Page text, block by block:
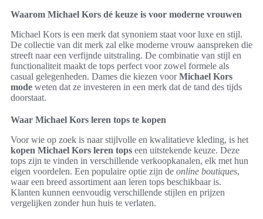
Waarom Michael Kors dé keuze is voor moderne vrouwen
Michael Kors is een merk dat synoniem staat voor luxe en stijl.
De collectie van dit merk zal elke moderne vrouw aanspreken die
streeft naar een verfijnde uitstraling. De combinatie van stijl en
functionaliteit maakt de tops perfect voor zowel formele als
casual gelegenheden. Dames die kiezen voorMichael Kors
mode weten dat ze investeren in een merk dat de tand des tijds
doorstaat.
Waar Michael Kors leren tops te kopen
Voor wie op zoek is naar stijlvolle en kwalitatieve kleding, is het
kopen Michael Kors leren tops een uitstekende keuze. Deze
tops zijn te vinden in verschillende verkoopkanalen, elk met hun
eigen voordelen. Een populaire optie zijn de online boutiques,
waar een breed assortiment aan leren tops beschikbaar is.
Klanten kunnen eenvoudig verschillende stijlen en prijzen
vergelijken zonder hun huis te verlaten.